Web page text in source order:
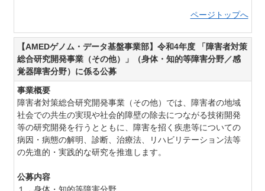
ページトップへ
【AMEDゲノム・データ基盤事業部】令和4年度 「障害者対策
総合研究開発事業（その他）」（身体・知的等障害分野／感
覚器障害分野）に係る公募
事業概要
障害者対策総合研究開発事業（その他）では、障害者の地域
社会での共生の実現や社会的障壁の除去につながる技術開発
等の研究開発を行うとともに、障害を招く疾患等についての
病因・病態の解明、診断、治療法、リハビリテーション法等
の先進的・実践的な研究を推進します。
公募内容